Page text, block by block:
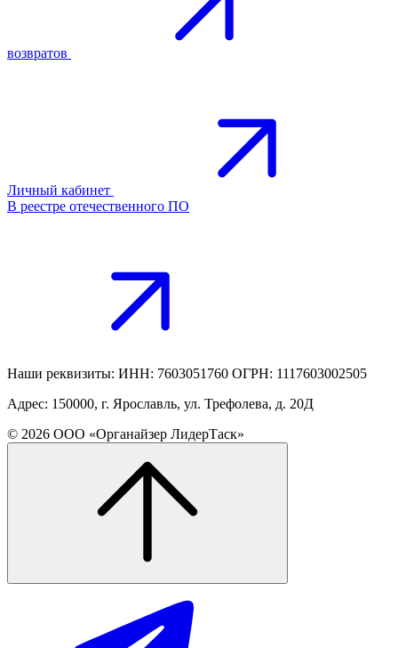
возвратов
Личный кабинет
В реестре отечественного ПО
Наши реквизиты: ИНН: 7603051760 ОГРН: 1117603002505
Адрес: 150000, г. Ярославль, ул. Трефолева, д. 20Д
© 2026 ООО «Органайзер ЛидерТаск»